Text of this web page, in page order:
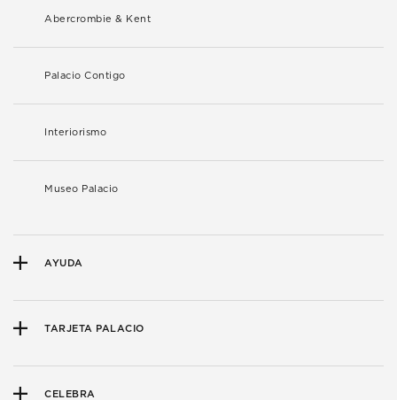
Abercrombie & Kent
Palacio Contigo
Interiorismo
Museo Palacio
AYUDA
TARJETA PALACIO
CELEBRA